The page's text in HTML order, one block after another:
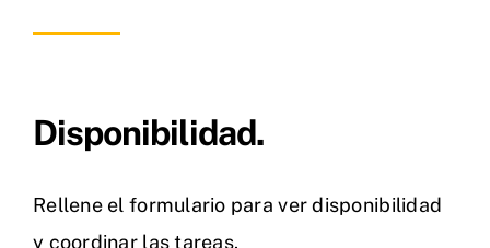
Disponibilidad.
Rellene el formulario para ver disponibilidad
y coordinar las tareas.